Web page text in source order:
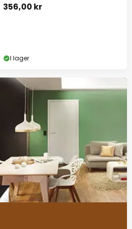
356,00 kr
I lager